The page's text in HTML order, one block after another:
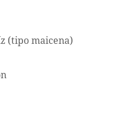
(tipo maicena)